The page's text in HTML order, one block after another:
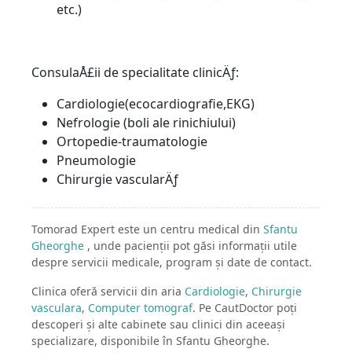
etc.)
ConsulaÅ£ii de specialitate clinicÄƒ:
Cardiologie(ecocardiografie,EKG)
Nefrologie (boli ale rinichiului)
Ortopedie-traumatologie
Pneumologie
Chirurgie vascularÄƒ
Tomorad Expert este un centru medical din Sfantu
Gheorghe , unde pacienții pot găsi informații utile
despre servicii medicale, program și date de contact.
Clinica oferă servicii din aria Cardiologie, Chirurgie
vasculara, Computer tomograf. Pe CautDoctor poți
descoperi și alte cabinete sau clinici din aceeași
specializare, disponibile în Sfantu Gheorghe.